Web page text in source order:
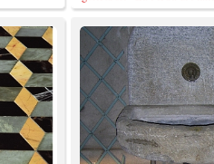
Lastre riquadrate a piano di cava, coste
segate o grezze (tranciate oppure
scapezzate a mano), ...